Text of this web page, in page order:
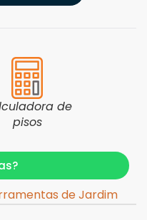
de
pisos
de Jardim